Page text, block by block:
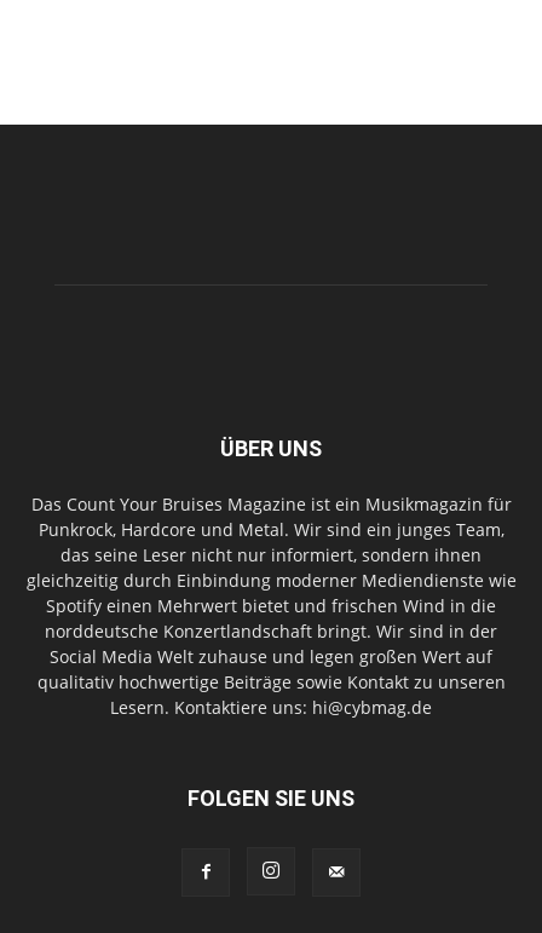
ÜBER UNS
Das Count Your Bruises Magazine ist ein Musikmagazin für
Punkrock, Hardcore und Metal. Wir sind ein junges Team,
das seine Leser nicht nur informiert, sondern ihnen
gleichzeitig durch Einbindung moderner Mediendienste wie
Spotify einen Mehrwert bietet und frischen Wind in die
norddeutsche Konzertlandschaft bringt. Wir sind in der
Social Media Welt zuhause und legen großen Wert auf
qualitativ hochwertige Beiträge sowie Kontakt zu unseren
Lesern. Kontaktiere uns: hi@cybmag.de
FOLGEN SIE UNS